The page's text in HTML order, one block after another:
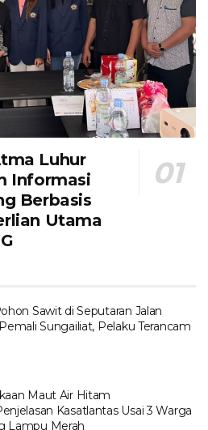
Luhur
Informasi
Berbasis
Utama​
Sawit di Seputaran Jalan
Sungailiat, Pelaku Terancam
Maut Air Hitam
Kasatlantas Usai 3 Warga
Lampu Merah